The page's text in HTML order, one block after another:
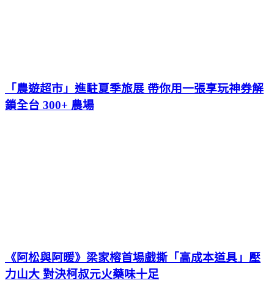
「農遊超市」進駐夏季旅展 帶你用一張享玩神券解
鎖全台 300+ 農場
《阿松與阿暖》梁家榕首場戲撕「高成本道具」壓
力山大 對決柯叔元火藥味十足